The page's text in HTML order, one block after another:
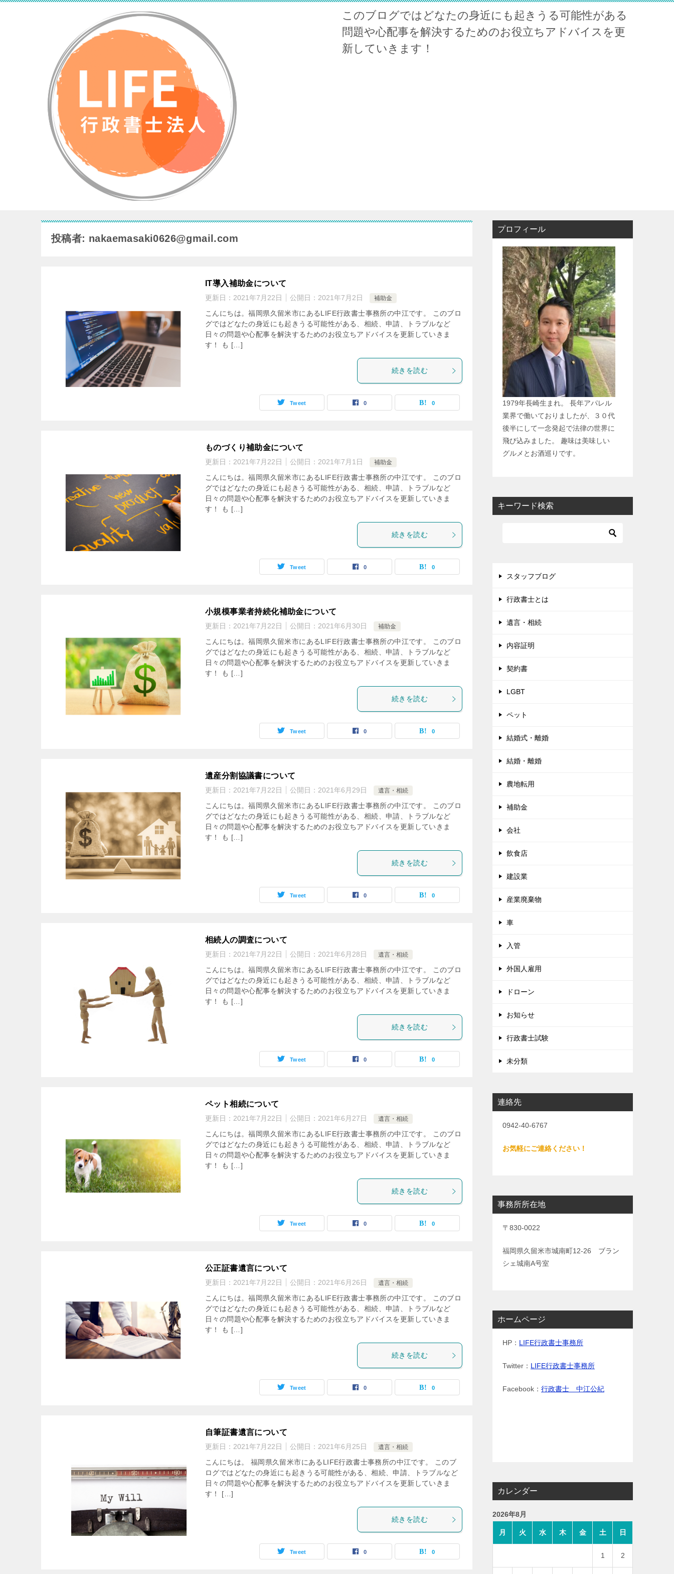
このブログではどなたの身近にも起きうる可能性がある
問題や心配事を解決するためのお役立ちアドバイスを更
新していきます！
投稿者: nakaemasaki0626@gmail.com
IT導入補助金について
更新日： 2021年7月22日 公開日： 2021年7月2日 補助金
こんにちは。福岡県久留米市にあるLIFE行政書士事務所の中江です。 このブロ
グではどなたの身近にも起きうる可能性がある、相続、申請、トラブルなど
日々の問題や心配事を解決するためのお役立ちアドバイスを更新していきま
す！ も […]
続きを読む
Tweet 0 0
ものづくり補助金について
更新日： 2021年7月22日 公開日： 2021年7月1日 補助金
こんにちは。福岡県久留米市にあるLIFE行政書士事務所の中江です。 このブロ
グではどなたの身近にも起きうる可能性がある、相続、申請、トラブルなど
日々の問題や心配事を解決するためのお役立ちアドバイスを更新していきま
す！ も […]
続きを読む
Tweet 0 0
小規模事業者持続化補助金について
更新日： 2021年7月22日 公開日： 2021年6月30日 補助金
こんにちは。福岡県久留米市にあるLIFE行政書士事務所の中江です。 このブロ
グではどなたの身近にも起きうる可能性がある、相続、申請、トラブルなど
日々の問題や心配事を解決するためのお役立ちアドバイスを更新していきま
す！ も […]
続きを読む
Tweet 0 0
遺産分割協議書について
更新日： 2021年7月22日 公開日： 2021年6月29日 遺言・相続
こんにちは。福岡県久留米市にあるLIFE行政書士事務所の中江です。 このブロ
グではどなたの身近にも起きうる可能性がある、相続、申請、トラブルなど
日々の問題や心配事を解決するためのお役立ちアドバイスを更新していきま
す！ も […]
続きを読む
Tweet 0 0
相続人の調査について
更新日： 2021年7月22日 公開日： 2021年6月28日 遺言・相続
こんにちは。福岡県久留米市にあるLIFE行政書士事務所の中江です。 このブロ
グではどなたの身近にも起きうる可能性がある、相続、申請、トラブルなど
日々の問題や心配事を解決するためのお役立ちアドバイスを更新していきま
す！ も […]
続きを読む
Tweet 0 0
ペット相続について
更新日： 2021年7月22日 公開日： 2021年6月27日 遺言・相続
こんにちは。福岡県久留米市にあるLIFE行政書士事務所の中江です。 このブロ
グではどなたの身近にも起きうる可能性がある、相続、申請、トラブルなど
日々の問題や心配事を解決するためのお役立ちアドバイスを更新していきま
す！ も […]
続きを読む
Tweet 0 0
公正証書遺言について
更新日： 2021年7月22日 公開日： 2021年6月26日 遺言・相続
こんにちは。福岡県久留米市にあるLIFE行政書士事務所の中江です。 このブロ
グではどなたの身近にも起きうる可能性がある、相続、申請、トラブルなど
日々の問題や心配事を解決するためのお役立ちアドバイスを更新していきま
す！ も […]
続きを読む
Tweet 0 0
自筆証書遺言について
更新日： 2021年7月22日 公開日： 2021年6月25日 遺言・相続
こんにちは。 福岡県久留米市にあるLIFE行政書士事務所の中江です。 このブ
ログではどなたの身近にも起きうる可能性がある、相続、申請、トラブルなど
日々の問題や心配事を解決するためのお役立ちアドバイスを更新していきま
す！ […]
続きを読む
Tweet 0 0
プロフィール
1979年長崎生まれ。 長年アパレル
業界で働いておりましたが、３０代
後半にして一念発起で法律の世界に
飛び込みました。 趣味は美味しい
グルメとお酒巡りです。
キーワード検索
スタッフブログ
行政書士とは
遺言・相続
内容証明
契約書
LGBT
ペット
結婚式・離婚
結婚・離婚
農地転用
補助金
会社
飲食店
建設業
産業廃棄物
車
入管
外国人雇用
ドローン
お知らせ
行政書士試験
未分類
連絡先
0942-40-6767
お気軽にご連絡ください！
事務所所在地
〒830-0022
福岡県久留米市城南町12-26 ブラン
シェ城南A号室
ホームページ
HP： LIFE行政書士事務所
Twitter： LIFE行政書士事務所
Facebook： 行政書士 中江公紀
カレンダー
2026年8月
月 火 水 木 金 土 日
1 2